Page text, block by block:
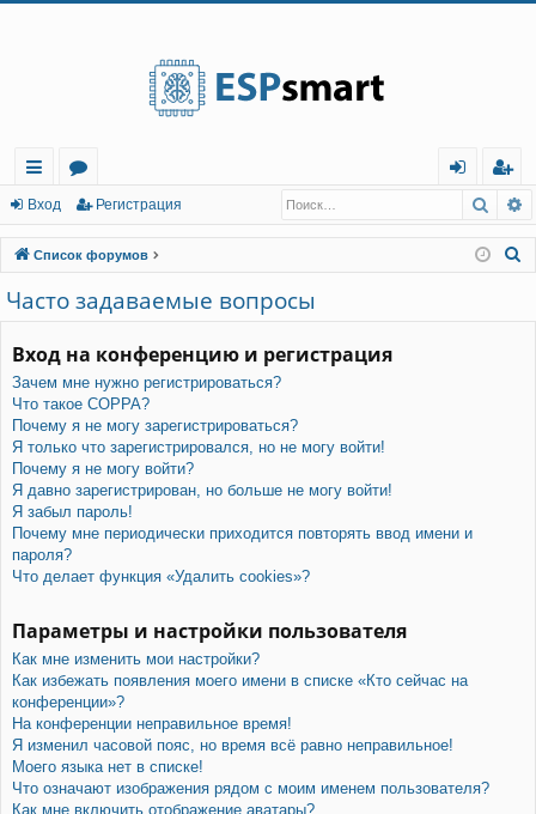
с
ы
лк
и
о
ру
м
ы
д
г
ис
тр
Вход Регистрация
Список форумов
Часто задаваемые вопросы
Вход на конференцию и регистрация
Зачем мне нужно регистрироваться?
Что такое COPPA?
Почему я не могу зарегистрироваться?
Я только что зарегистрировался, но не могу войти!
Почему я не могу войти?
Я давно зарегистрирован, но больше не могу войти!
Я забыл пароль!
Почему мне периодически приходится повторять ввод имени и
пароля?
Что делает функция «Удалить cookies»?
Параметры и настройки пользователя
Как мне изменить мои настройки?
Как избежать появления моего имени в списке «Кто сейчас на
конференции»?
На конференции неправильное время!
Я изменил часовой пояс, но время всё равно неправильное!
Моего языка нет в списке!
Что означают изображения рядом с моим именем пользователя?
Как мне включить отображение аватары?